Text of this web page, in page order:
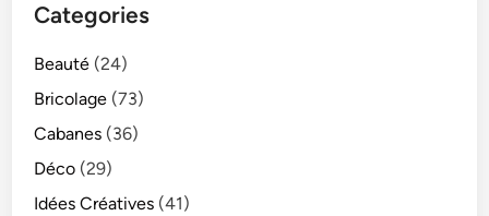
Categories
Beauté (24)
Bricolage (73)
Cabanes (36)
Déco (29)
Idées Créatives (41)